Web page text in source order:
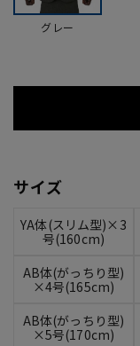
グレー
サイズ
YA体(スリム型)×3
号(160cm)
AB体(がっちり型)
×4号(165cm)
AB体(がっちり型)
×5号(170cm)